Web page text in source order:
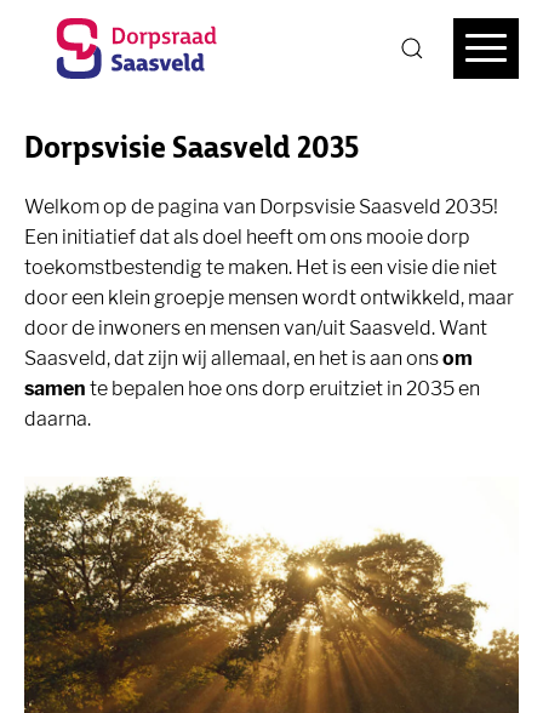
Dorpsvisie Saasveld 2035
Welkom op de pagina van Dorpsvisie Saasveld 2035!
Een initiatief dat als doel heeft om ons mooie dorp
toekomstbestendig te maken. Het is een visie die niet
door een klein groepje mensen wordt ontwikkeld, maar
door de inwoners en mensen van/uit Saasveld. Want
Saasveld, dat zijn wij allemaal, en het is aan onsom
samen te bepalen hoe ons dorp eruitziet in 2035 en
daarna.